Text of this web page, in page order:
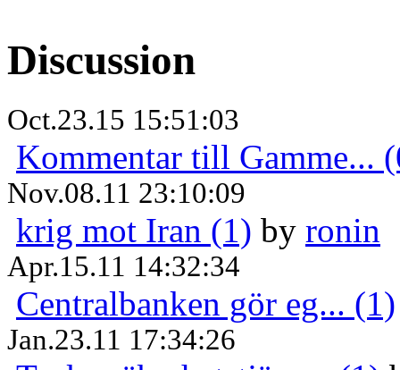
Discussion
Oct.23.15 15:51:03
Kommentar till Gamme...
Nov.08.11 23:10:09
krig mot Iran (1) by ronin
Apr.15.11 14:32:34
Centralbanken gör eg... (1)
Jan.23.11 17:34:26